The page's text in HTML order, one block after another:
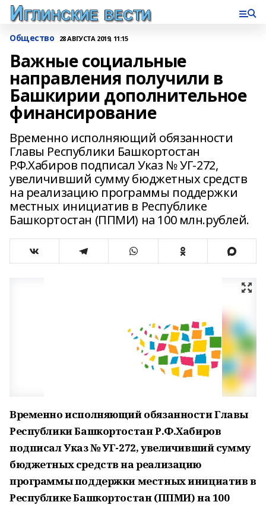
Общество 28 АВГУСТА 2019, 11:15
Важные социальные
направления получили в
Башкирии дополнительное
финансирование
Временно исполняющий обязанности
Главы Республики Башкортостан
Р.Ф.Хабиров подписал Указ № УГ-272,
увеличивший сумму бюджетных средств
на реализацию программы поддержки
местных инициатив в Республике
Башкортостан (ППМИ) на 100 млн.рублей.
Временно исполняющий обязанности Главы
Республики Башкортостан Р.Ф.Хабиров
подписал Указ № УГ-272, увеличивший сумму
бюджетных средств на реализацию
программы поддержки местных инициатив в
Республике Башкортостан (ППМИ) на 100